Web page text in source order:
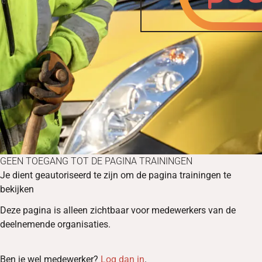
GEEN TOEGANG TOT DE PAGINA TRAININGEN
Je dient geautoriseerd te zijn om de pagina trainingen te
bekijken
Deze pagina is alleen zichtbaar voor medewerkers van de
deelnemende organisaties.
Ben je wel medewerker? Log dan in.